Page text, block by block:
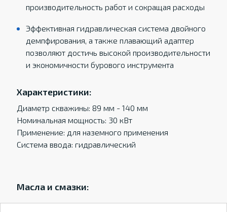
производительность работ и сокращая расходы
Эффективная гидравлическая система двойного
демпфирования, а также плавающий адаптер
позволяют достичь высокой производительности
и экономичности бурового инструмента
Характеристики:
Диаметр скважины: 89 мм - 140 мм
Номинальная мощность: 30 кВт
Применение: для наземного применения
Система ввода: гидравлический
Масла и смазки: